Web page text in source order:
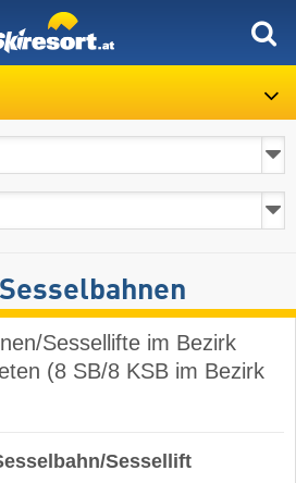
Sessellifte im Bezirk
(8 SB/8 KSB im Bezirk
Sessellift